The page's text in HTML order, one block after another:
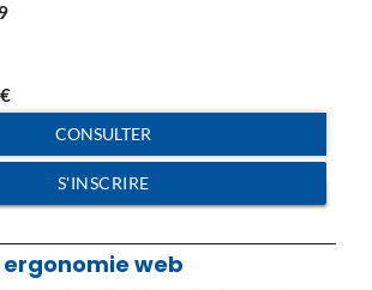
Programme de la formation
d’application : marketing
mailing vs. […]
€
CONSULTER
S'INSCRIRE
web